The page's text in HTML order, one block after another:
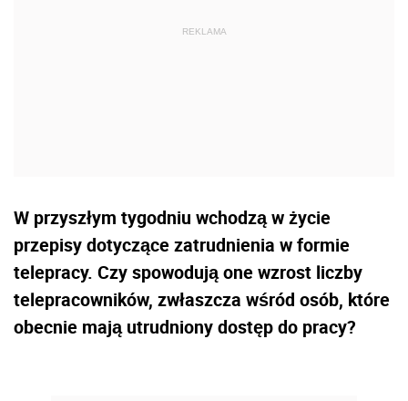
W przyszłym tygodniu wchodzą w życie
przepisy dotyczące zatrudnienia w formie
telepracy. Czy spowodują one wzrost liczby
telepracowników, zwłaszcza wśród osób, które
obecnie mają utrudniony dostęp do pracy?